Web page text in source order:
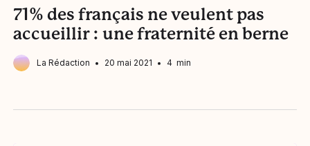
71% des français ne veulent pas
accueillir : une fraternité en berne
La Rédaction 20 mai 2021 4 min